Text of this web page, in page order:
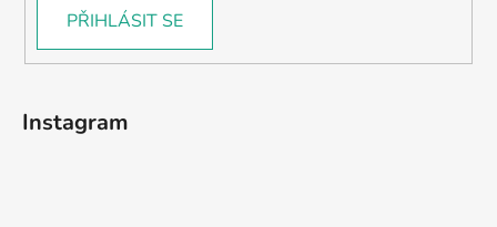
PŘIHLÁSIT SE
Instagram